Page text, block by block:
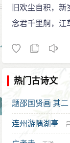
明朝的诗人从
业，都受到李商
云集》和《疑雨
作品集，学术
小说中的香艳诗
无题诗
李商隐以无题
所收诗歌的统
于他父亲令狐楚
上流社会关系网
象。许多缺乏靠
商隐自述，他
书》），但如
不大。从李商隐
足下仕益达，仆
经相当烦躁了
旧欢尘自积，
念君千里舸，江
热门古诗文
题邵国贤画 其二
连州游隅湖亭